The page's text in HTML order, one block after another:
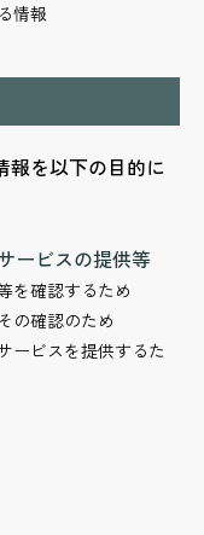
情報
報を以下の目的に
ービスの提供等
を確認するため
の確認のため
ービスを提供するた